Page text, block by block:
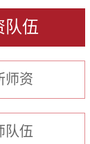
队伍
师资
队伍